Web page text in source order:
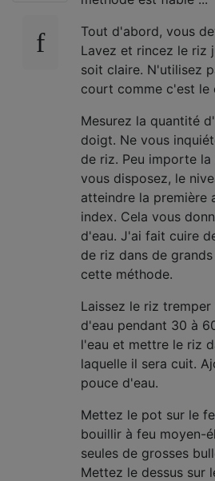
Tout d'abord, vous
Lavez et rincez le riz
soit claire. N'utilisez
court comme c'est le
Mesurez la quantité
doigt. Ne vous
de riz. Peu importe
vous disposez, le
atteindre la première
index. Cela vous
d'eau. J'ai fait cuire
de riz dans de
cette méthode.
Laissez le riz
d'eau pendant 30 à
l'eau et mettre le riz
laquelle il sera cuit.
pouce d'eau.
Mettez le pot sur le
bouillir à feu moyen-
seules de grosses
Mettez le dessus sur